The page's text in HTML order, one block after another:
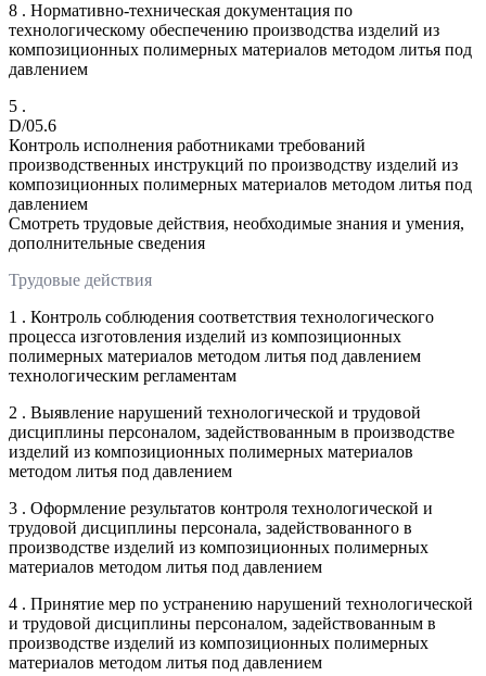
8 . Нормативно-техническая документация по
технологическому обеспечению производства изделий из
композиционных полимерных материалов методом литья под
давлением
5 .
D/05.6
Контроль исполнения работниками требований
производственных инструкций по производству изделий из
композиционных полимерных материалов методом литья под
давлением
Смотреть трудовые действия, необходимые знания и умения,
дополнительные сведения
Трудовые действия
1 . Контроль соблюдения соответствия технологического
процесса изготовления изделий из композиционных
полимерных материалов методом литья под давлением
технологическим регламентам
2 . Выявление нарушений технологической и трудовой
дисциплины персоналом, задействованным в производстве
изделий из композиционных полимерных материалов
методом литья под давлением
3 . Оформление результатов контроля технологической и
трудовой дисциплины персонала, задействованного в
производстве изделий из композиционных полимерных
материалов методом литья под давлением
4 . Принятие мер по устранению нарушений технологической
и трудовой дисциплины персоналом, задействованным в
производстве изделий из композиционных полимерных
материалов методом литья под давлением